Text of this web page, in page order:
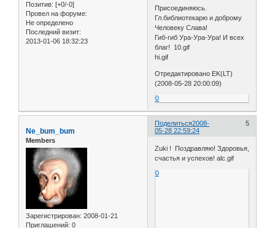
Позитив: [+0/-0]
Провел на форуме:
Не определено
Последний визит:
2013-01-06 18:32:23
Присоединяюсь.
Гл.библиотекарю и доброму
Человеку Слава!
Гиб-гиб Ура-Ура-Ура! И всех
благ! 10.gif
hi.gif
Отредактировано EK(LT)
(2008-05-28 20:00:09)
0
Поделиться 5
2008-
05-28 22:59:24
Ne_bum_bum
Members
Зарегистрирован: 2008-01-21
Приглашений: 0
Zuki ! Поздравляю! Здоровья,
счастья и успехов! alc.gif
0